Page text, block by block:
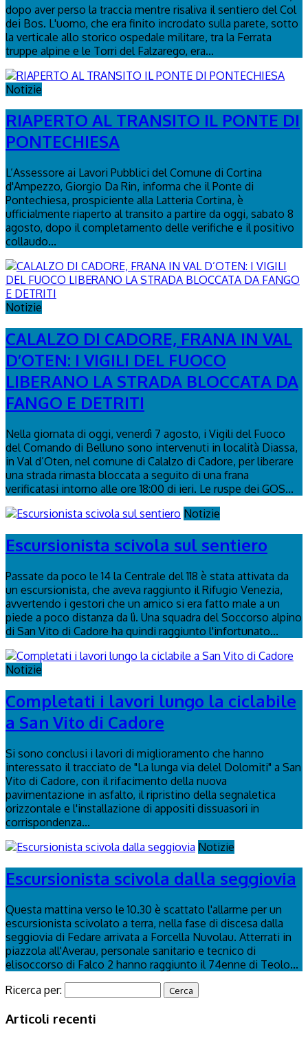
dopo aver perso la traccia mentre risaliva il sentiero del Col
dei Bos. L'uomo, che era finito incrodato sulla parete, sotto
la verticale allo storico ospedale militare, tra la Ferrata
truppe alpine e le Torri del Falzarego, era...
Notizie
RIAPERTO AL TRANSITO IL PONTE DI
PONTECHIESA
L’Assessore ai Lavori Pubblici del Comune di Cortina
d'Ampezzo, Giorgio Da Rin, informa che il Ponte di
Pontechiesa, prospiciente alla Latteria Cortina, è
ufficialmente riaperto al transito a partire da oggi, sabato 8
agosto, dopo il completamento delle verifiche e il positivo
collaudo...
Notizie
CALALZO DI CADORE, FRANA IN VAL
D’OTEN: I VIGILI DEL FUOCO
LIBERANO LA STRADA BLOCCATA DA
FANGO E DETRITI
Nella giornata di oggi, venerdì 7 agosto, i Vigili del Fuoco
del Comando di Belluno sono intervenuti in località Diassa,
in Val d’Oten, nel comune di Calalzo di Cadore, per liberare
una strada rimasta bloccata a seguito di una frana
verificatasi intorno alle ore 18:00 di ieri. Le ruspe dei GOS...
Notizie
Escursionista scivola sul sentiero
Passate da poco le 14 la Centrale del 118 è stata attivata da
un escursionista, che aveva raggiunto il Rifugio Venezia,
avvertendo i gestori che un amico si era fatto male a un
piede a poco distanza da lì. Una squadra del Soccorso alpino
di San Vito di Cadore ha quindi raggiunto l'infortunato...
Notizie
Completati i lavori lungo la ciclabile
a San Vito di Cadore
Si sono conclusi i lavori di miglioramento che hanno
interessato il tracciato de "La lunga via delel Dolomiti" a San
Vito di Cadore, con il rifacimento della nuova
pavimentazione in asfalto, il ripristino della segnaletica
orizzontale e l'installazione di appositi dissuasori in
corrispondenza...
Notizie
Escursionista scivola dalla seggiovia
Questa mattina verso le 10.30 è scattato l'allarme per un
escursionista scivolato a terra, nella fase di discesa dalla
seggiovia di Fedare arrivata a Forcella Nuvolau. Atterrati in
piazzola all'Averau, personale sanitario e tecnico di
elisoccorso di Falco 2 hanno raggiunto il 74enne di Teolo...
Ricerca per:
Articoli recenti